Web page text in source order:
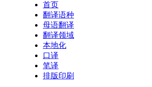
首页
翻译语种
母语翻译
翻译领域
本地化
口译
笔译
排版印刷